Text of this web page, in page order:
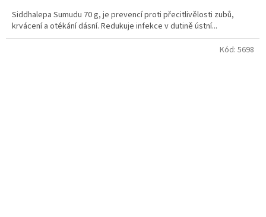
z
5
hvězdiček.
Siddhalepa Sumudu 70 g, je prevencí proti přecitlivělosti zubů,
krvácení a otékání dásní. Redukuje infekce v dutině ústní...
Kód: 5698